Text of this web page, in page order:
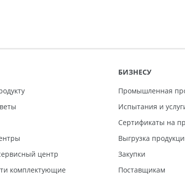
центр
комплектующие
БИЗНЕСУ
Промышленная
Испытания и
Сертификаты на
Выгрузка
Закупки
Поставщикам